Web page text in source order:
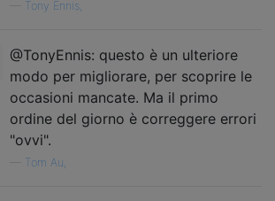
Tony Ennis,
@TonyEnnis: questo è un ulteriore
modo per migliorare, per scoprire le
occasioni mancate. Ma il primo
ordine del giorno è correggere errori
"ovvi".
Tom Au,